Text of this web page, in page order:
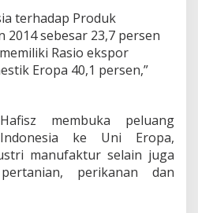
terhadap Produk
sebesar 23,7 persen
Rasio ekspor
Eropa 40,1 persen,”
membuka peluang
ke Uni Eropa,
manufaktur selain juga
perikanan dan